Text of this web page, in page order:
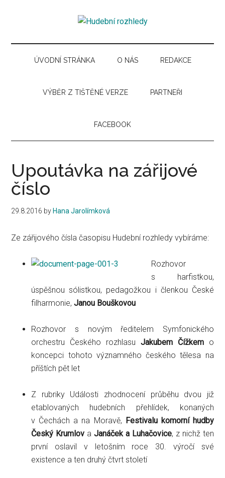
content
menu
sidebar
sidebar
Hudební
rozhledy
pro
hudebníÚVODNÍ STRÁNKA O NÁS REDAKCE
VÝBĚR Z TIŠTĚNÉ VERZE PARTNEŘI
FACEBOOK
Upoutávka na zářijové
číslo
29.8.2016 by Hana Jarolímková
Ze zářijového čísla časopisu Hudební rozhledy vybíráme:
Rozhovor
s harfistkou,
úspěšnou sólistkou, pedagožkou i členkou České
filharmonie,Janou Bouškovou
Rozhovor s novým ředitelem Symfonického
orchestru Českého rozhlasu Jakubem Čížkemo
koncepci tohoto významného českého tělesa na
příštích pět let
Z rubriky Události zhodnocení průběhu dvou již
etablovaných hudebních přehlídek, konaných
v Čechách a na Moravě, Festivalu komorní hudby
Český Krumlov aJanáček a Luhačovice, z nichž ten
první oslavil v letošním roce 30. výročí své
existence a ten druhý čtvrt století